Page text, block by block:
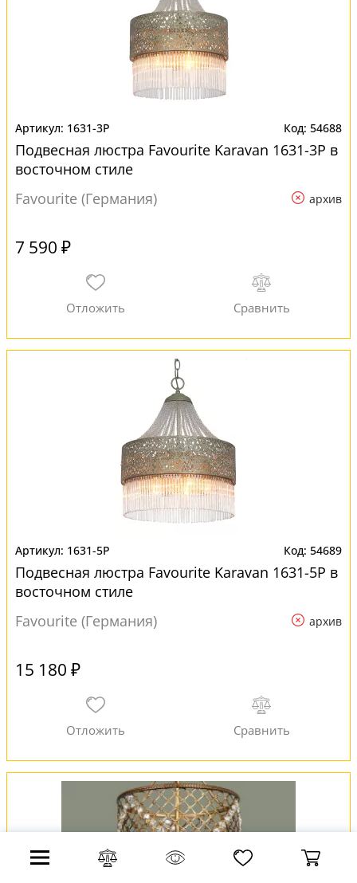
1631-3P 54688
Подвесная люстра Favourite Karavan 1631-3P в
восточном стиле
Favourite (Германия)
архив
7 590 ₽
1631-5P 54689
Подвесная люстра Favourite Karavan 1631-5P в
восточном стиле
Favourite (Германия)
архив
15 180 ₽